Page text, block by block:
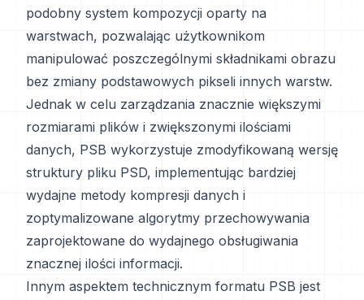
podobny system kompozycji oparty na
warstwach, pozwalając użytkownikom
manipulować poszczególnymi składnikami obrazu
bez zmiany podstawowych pikseli innych warstw.
Jednak w celu zarządzania znacznie większymi
rozmiarami plików i zwiększonymi ilościami
danych, PSB wykorzystuje zmodyfikowaną wersję
struktury pliku PSD, implementując bardziej
wydajne metody kompresji danych i
zoptymalizowane algorytmy przechowywania
zaprojektowane do wydajnego obsługiwania
znacznej ilości informacji.
Innym aspektem technicznym formatu PSB jest